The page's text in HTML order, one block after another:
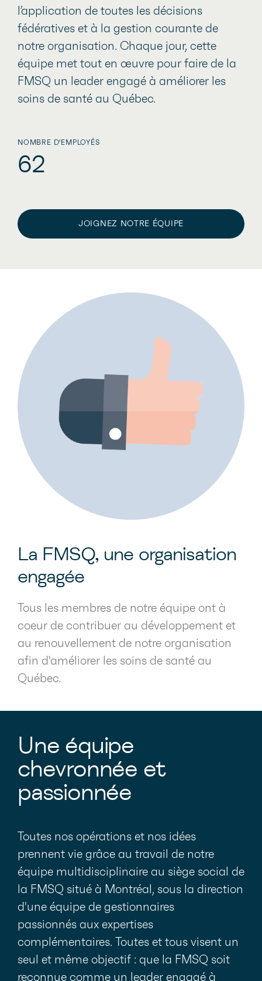
l’application de toutes les décisions
fédératives et à la gestion courante de
notre organisation. Chaque jour, cette
équipe met tout en œuvre pour faire de la
FMSQ un leader engagé à améliorer les
soins de santé au Québec.
NOMBRE D'EMPLOYÉS
62
JOIGNEZ NOTRE ÉQUIPE
La FMSQ, une organisation
engagée
Tous les membres de notre équipe ont à
coeur de contribuer au développement et
au renouvellement de notre organisation
afin d'améliorer les soins de santé au
Québec.
Une équipe
chevronnée et
passionnée
Toutes nos opérations et nos idées
prennent vie grâce au travail de notre
équipe multidisciplinaire au siège social de
la FMSQ situé à Montréal, sous la direction
d'une équipe de gestionnaires
passionnés aux expertises
complémentaires. Toutes et tous visent un
seul et même objectif : que la FMSQ soit
reconnue comme un leader engagé à